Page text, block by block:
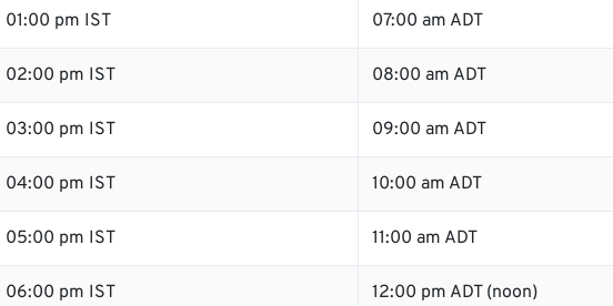
01:00 pm IST 07:00 am ADT
02:00 pm IST 08:00 am ADT
03:00 pm IST 09:00 am ADT
04:00 pm IST 10:00 am ADT
05:00 pm IST 11:00 am ADT
06:00 pm IST 12:00 pm ADT (noon)